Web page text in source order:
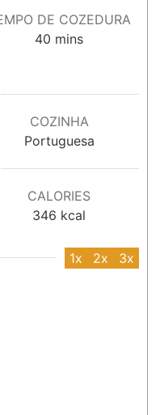
DE COZEDURA
40 minutos
mins
COZINHA
Portuguesa
CALORIES
346 kcal
1x 2x
3x